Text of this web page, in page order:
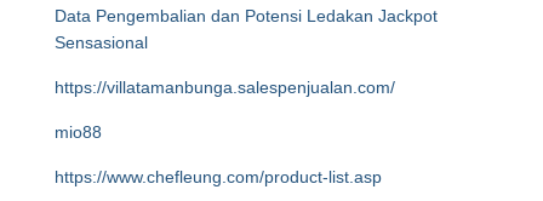
Data Pengembalian dan Potensi Ledakan Jackpot
Sensasional
https://villatamanbunga.salespenjualan.com/
mio88
https://www.chefleung.com/product-list.asp